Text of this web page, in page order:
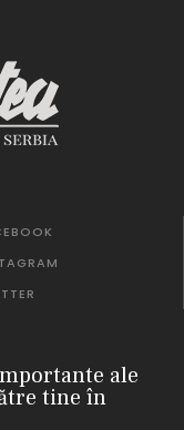
ale
tine în